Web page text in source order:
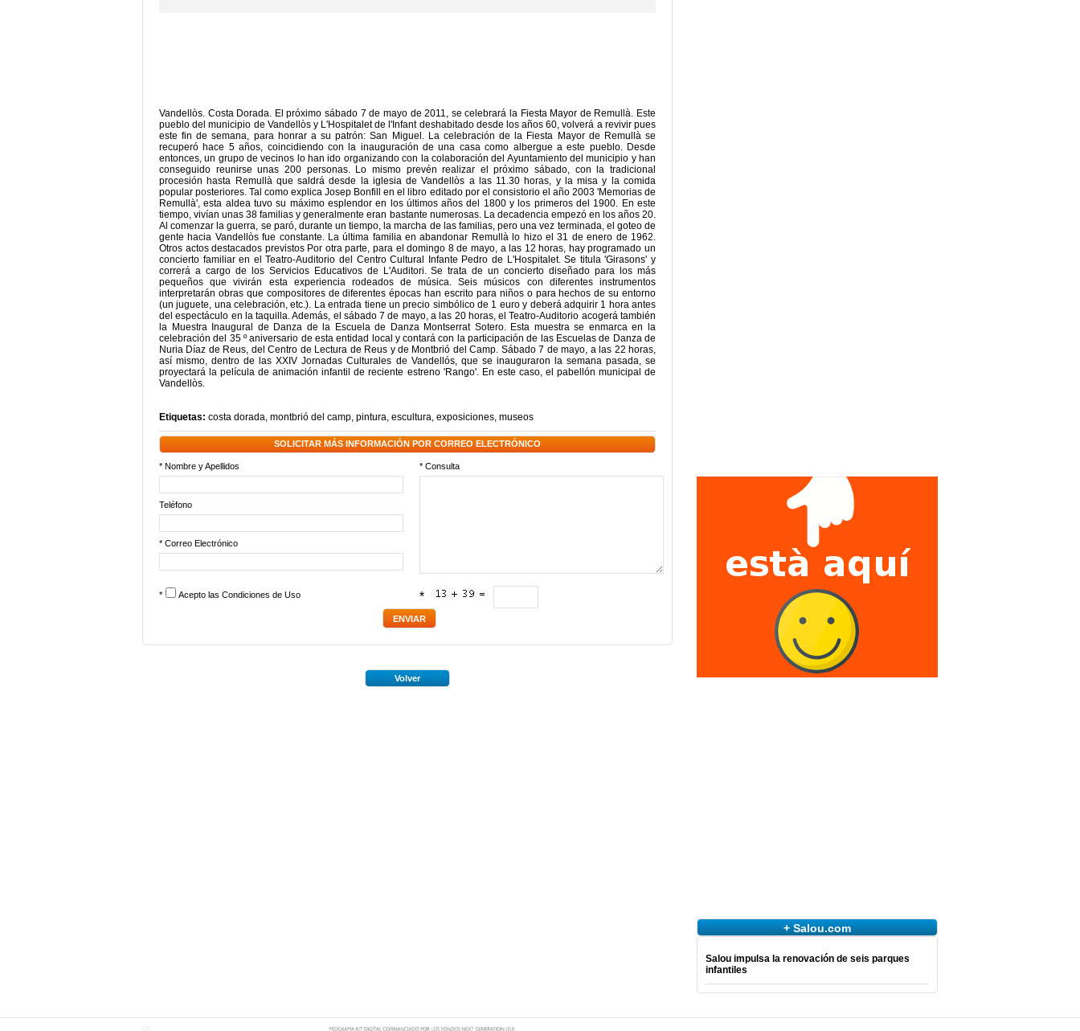
Vandellòs. Costa Dorada. El próximo sábado 7 de mayo de 2011, se celebrará la Fiesta Mayor de Remullà. Este
pueblo del municipio de Vandellòs y L'Hospitalet de l'Infant deshabitado desde los años 60, volverá a revivir pues
este fin de semana, para honrar a su patrón: San Miguel. La celebración de la Fiesta Mayor de Remullà se
recuperó hace 5 años, coincidiendo con la inauguración de una casa como albergue a este pueblo. Desde
entonces, un grupo de vecinos lo han ido organizando con la colaboración del Ayuntamiento del municipio y han
conseguido reunirse unas 200 personas. Lo mismo prevén realizar el próximo sábado, con la tradicional
procesión hasta Remullà que saldrá desde la iglesia de Vandellòs a las 11.30 horas, y la misa y la comida
popular posteriores. Tal como explica Josep Bonfill en el libro editado por el consistorio el año 2003 'Memorias de
Remullà', esta aldea tuvo su máximo esplendor en los últimos años del 1800 y los primeros del 1900. En este
tiempo, vivían unas 38 familias y generalmente eran bastante numerosas. La decadencia empezó en los años 20.
Al comenzar la guerra, se paró, durante un tiempo, la marcha de las familias, pero una vez terminada, el goteo de
gente hacia Vandellòs fue constante. La última familia en abandonar Remullà lo hizo el 31 de enero de 1962.
Otros actos destacados previstos Por otra parte, para el domingo 8 de mayo, a las 12 horas, hay programado un
concierto familiar en el Teatro-Auditorio del Centro Cultural Infante Pedro de L'Hospitalet. Se titula 'Girasons' y
correrá a cargo de los Servicios Educativos de L'Auditori. Se trata de un concierto diseñado para los más
pequeños que vivirán esta experiencia rodeados de música. Seis músicos con diferentes instrumentos
interpretarán obras que compositores de diferentes épocas han escrito para niños o para hechos de su entorno
(un juguete, una celebración, etc.). La entrada tiene un precio simbólico de 1 euro y deberá adquirir 1 hora antes
del espectáculo en la taquilla. Además, el sábado 7 de mayo, a las 20 horas, el Teatro-Auditorio acogerá también
la Muestra Inaugural de Danza de la Escuela de Danza Montserrat Sotero. Esta muestra se enmarca en la
celebración del 35 º aniversario de esta entidad local y contará con la participación de las Escuelas de Danza de
Nuria Díaz de Reus, del Centro de Lectura de Reus y de Montbrió del Camp. Sábado 7 de mayo, a las 22 horas,
así mismo, dentro de las XXIV Jornadas Culturales de Vandellós, que se inauguraron la semana pasada, se
proyectará la película de animación infantil de reciente estreno 'Rango'. En este caso, el pabellón municipal de
Vandellòs.
Etiquetas: costa dorada, montbrió del camp, pintura, escultura, exposiciones, museos
SOLICITAR MÁS INFORMACIÓN POR CORREO ELECTRÓNICO
* Nombre y Apellidos * Consulta
Teléfono
* Correo Electrónico
* Acepto las Condiciones de Uso *
Volver
+ Salou.com
Salou impulsa la renovación de seis parques
infantiles